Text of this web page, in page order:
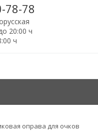
78-78
20:00 ч
ч
оправа для очков